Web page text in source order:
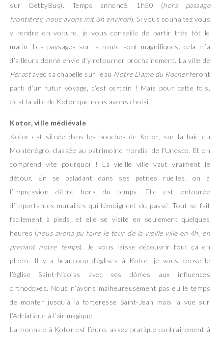
sur GetbyBus). Temps annoncé, 1h50 (hors passage
frontières, nous avons mit 3h environ). Si vous souhaitez vous
y rendre en voiture, je vous conseille de partir très tôt le
matin. Les paysages sur la route sont magnifiques, cela m’a
d’ailleurs donné envie d’y retourner prochainement. La ville de
Perastavec sa chapelle sur l’eau Notre Dame du Rocherferont
parti d’un futur voyage, c’est certain ! Mais pour cette fois,
c’est la ville de Kotor que nous avons choisi.
Kotor, ville médiévale
Kotor est située dans les bouches de Kotor, sur la baie du
Monténégro, classée au patrimoine mondial de l’Unesco. Et on
comprend vite pourquoi ! La vieille ville vaut vraiment le
détour. En se baladant dans ses petites ruelles, on a
l’impression d’être hors du temps. Elle est entourée
d’importantes murailles qui témoignent du passé. Tout se fait
facilement à pieds, et elle se visite en seulement quelques
heures (nous avons pu faire le tour de la vieille ville en 4h, en
prenant notre temps). Je vous laisse découvrir tout ça en
photo. Il y a beaucoup d’églises à Kotor, je vous conseille
l’église Saint-Nicolas avec ses dômes aux influences
orthodoxes. Nous n’avons malheureusement pas eu le temps
de monter jusqu’à la forteresse Saint-Jean mais la vue sur
l’Adriatique à l’air magique.
La monnaie à Kotor est l’euro, assez pratique contrairement à